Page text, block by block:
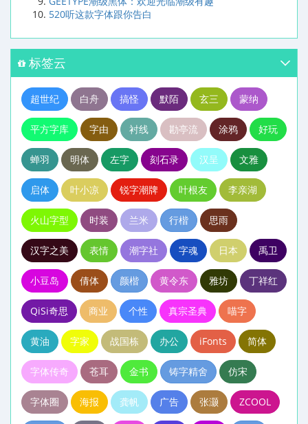
520听这款字体跟你告白
标签云
超世纪 白舟 搞怪 默陌 玄三 蒙纳
平方字库 字由 衬线 勘亭流 涂鸦 好玩
蝉羽 明体 左字 刻石录 汉呈 文雅
启体 叶小凉 锐字潮牌 叶根友 李亲湖
火山字型 时装 兰米 行楷 思雨
汉字之美 表情 潮字社 字魂 日本 禹卫
小豆岛 倩体 颜楷 黄令东 雅坊 丁祥红
QiSi奇思 商业 个性 真宗圣典 喵字
黄油 字家 战国栋 办公 iFonts 简体
字体传奇 苍耳 金书 铸字精舍 仿宋
字体圈 海报 龚帆 广告 张灏 ZCOOL